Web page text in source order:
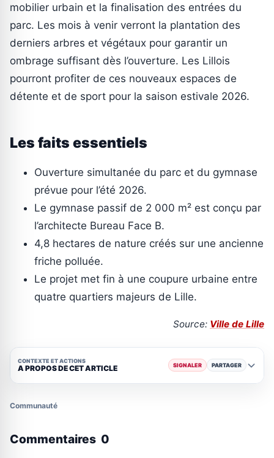
mobilier urbain et la finalisation des entrées du
parc. Les mois à venir verront la plantation des
derniers arbres et végétaux pour garantir un
ombrage suffisant dès l’ouverture. Les Lillois
pourront profiter de ces nouveaux espaces de
détente et de sport pour la saison estivale 2026.
Les faits essentiels
Ouverture simultanée du parc et du gymnase
prévue pour l’été 2026.
Le gymnase passif de 2 000 m² est conçu par
l’architecte Bureau Face B.
4,8 hectares de nature créés sur une ancienne
friche polluée.
Le projet met fin à une coupure urbaine entre
quatre quartiers majeurs de Lille.
Source: Ville de Lille
CONTEXTE ET ACTIONS
A PROPOS DE CET ARTICLE SIGNALER PARTAGER
Communauté
Commentaires 0